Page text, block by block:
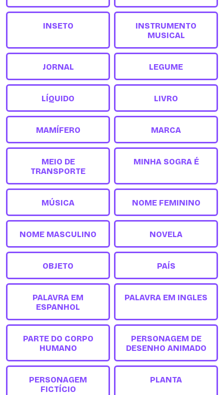
INSETO
INSTRUMENTO
MUSICAL
JORNAL LEGUME
LÍQUIDO LIVRO
MAMÍFERO MARCA
MEIO DE
TRANSPORTE
MINHA SOGRA É
MÚSICA NOME FEMININO
NOME MASCULINO NOVELA
OBJETO PAÍS
PALAVRA EM
ESPANHOL
PALAVRA EM INGLES
PARTE DO CORPO
HUMANO
PERSONAGEM DE
DESENHO ANIMADO
PERSONAGEM
FICTÍCIO
PLANTA